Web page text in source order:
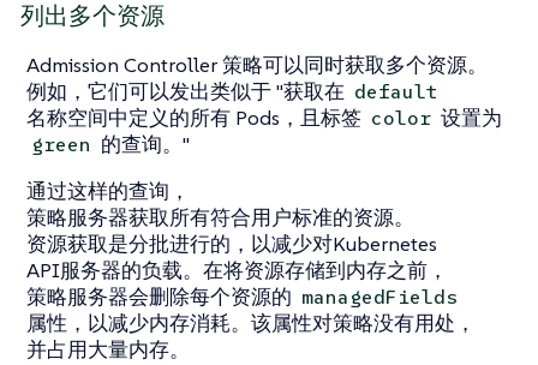
列出多个资源
Admission Controller 策略可以同时获取多个资源。
例如，它们可以发出类似于 "获取在 default
名称空间中定义的所有 Pods，且标签 color 设置为
green 的查询。"
通过这样的查询，
策略服务器获取所有符合用户标准的资源。
资源获取是分批进行的，以减少对Kubernetes
API服务器的负载。在将资源存储到内存之前，
策略服务器会删除每个资源的 managedFields
属性，以减少内存消耗。该属性对策略没有用处，
并占用大量内存。